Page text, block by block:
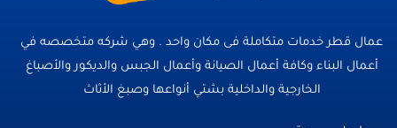
عمال قطر خدمات متكاملة فى مكان واحد . وهي شركه متخصصه في
أعمال البناء وكافة أعمال الصيانة وأعمال الجبس والديكور والأصباغ
الخارجية والداخلية بشتي أنواعها وصبغ الأثاث